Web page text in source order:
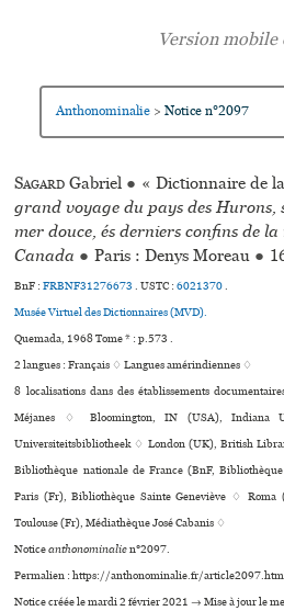
Anthonominalie > Notice n°2097
Sagard Gabriel ● « Dictionnaire de
grand voyage du pays des Hurons,
mer douce, és derniers confins de
Canada ● Paris : Denys Moreau ●
BnF :FRBNF31276673 .USTC :6021370.
Musée Virtuel des Dictionnaires (MVD).
Quemada, 1968 Tome * : p.573 .
2 langues :Français ♢Langues amérindiennes ♢
8 localisations dans des établissements
Méjanes ♢ Bloomington, IN (USA), Indiana
Universiteitsbibliotheek ♢ London (UK), British
Bibliothèque nationale de France (BnF,
Paris (Fr), Bibliothèque Sainte Geneviève ♢ Roma
Toulouse (Fr), Médiathèque José Cabanis ♢
Noticeanthonominalien°2097.
Permalien : https://anthonominalie.fr/
Notice créée le mardi 2 février 2021 → Mise à jour le